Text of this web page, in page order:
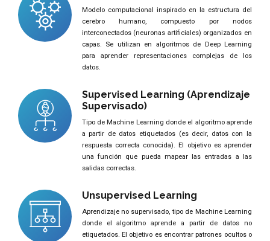
Modelo computacional inspirado en la estructura del
cerebro humano, compuesto por nodos
interconectados (neuronas artificiales) organizados en
capas. Se utilizan en algoritmos de Deep Learning
para aprender representaciones complejas de los
datos.
Supervised Learning (Aprendizaje
Supervisado)
Tipo de Machine Learning donde el algoritmo aprende
a partir de datos etiquetados (es decir, datos con la
respuesta correcta conocida). El objetivo es aprender
una función que pueda mapear las entradas a las
salidas correctas.
Unsupervised Learning
Aprendizaje no supervisado, tipo de Machine Learning
donde el algoritmo aprende a partir de datos no
etiquetados. El objetivo es encontrar patrones ocultos o